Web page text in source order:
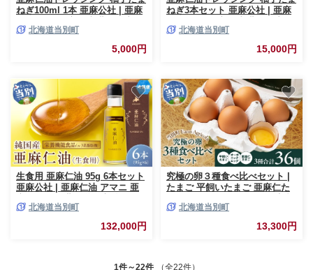
ねぎ100ml 1本 亜麻公社 | 亜麻
麻 北海道当別町
5,000円
ねぎ3本セット 亜麻公社 | 亜麻
麻 北海道当別町
15,000円
生食用 亜麻仁油 95g 6本セット
亜麻公社 | 亜麻仁油 アマニ 亜
麻仁北海道当別町
132,000円
究極の卵３種食べ比べセット |
たまご 平飼いたまご 亜麻仁た
タマゴ 卵焼き 食べ比べ 北海道
北海道当別町
13,300円
1件～22件 （全22件）